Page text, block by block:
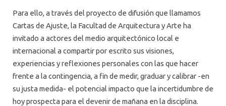
Para ello, a través del proyecto de difusión que llamamos
Cartas de Ajuste, la Facultad de Arquitectura y Arte ha
invitado a actores del medio arquitectónico local e
internacional a compartir por escrito sus visiones,
experiencias y reflexiones personales con las que hacer
frente a la contingencia, a fin de medir, graduar y calibrar -en
su justa medida- el potencial impacto que la incertidumbre de
hoy prospecta para el devenir de mañana en la disciplina.